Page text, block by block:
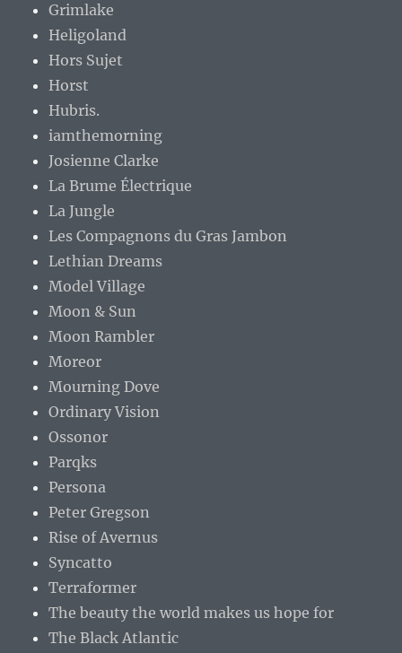
Grimlake
Heligoland
Hors Sujet
Horst
Hubris.
iamthemorning
Josienne Clarke
La Brume Électrique
La Jungle
Les Compagnons du Gras Jambon
Lethian Dreams
Model Village
Moon & Sun
Moon Rambler
Moreor
Mourning Dove
Ordinary Vision
Ossonor
Parqks
Persona
Peter Gregson
Rise of Avernus
Syncatto
Terraformer
The beauty the world makes us hope for
The Black Atlantic